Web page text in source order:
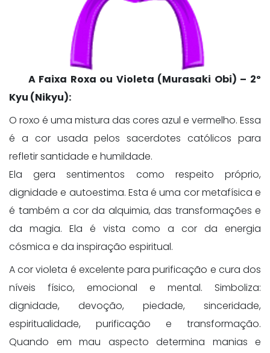
A Faixa Roxa ou Violeta (Murasaki Obi) – 2º
Kyu (Nikyu):
O roxo é uma mistura das cores azul e vermelho. Essa
é a cor usada pelos sacerdotes católicos para
refletir santidade e humildade.
Ela gera sentimentos como respeito próprio,
dignidade e autoestima. Esta é uma cor metafísica e
é também a cor da alquimia, das transformações e
da magia. Ela é vista como a cor da energia
cósmica e da inspiração espiritual.
A cor violeta é excelente para purificação e cura dos
níveis físico, emocional e mental. Simboliza:
dignidade, devoção, piedade, sinceridade,
espiritualidade, purificação e transformação.
Quando em mau aspecto determina manias e